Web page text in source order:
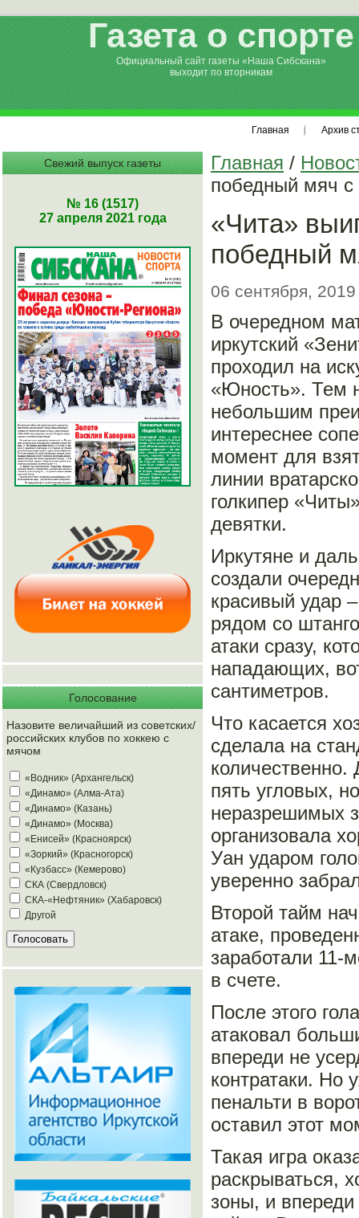
Газета о спорте
Официальный сайт газеты «Наша Сибскана»
выходит по вторникам
Главная Архив
Свежий выпуск газеты
№ 16 (1517)
27 апреля 2021 года
Голосование
Назовите величайший из советских/
российских клубов по хоккею с
мячом
«Водник» (Архангельск)
«Динамо» (Алма-Ата)
«Динамо» (Казань)
«Динамо» (Москва)
«Енисей» (Красноярск)
«Зоркий» (Красногорск)
«Кузбасс» (Кемерово)
СКА (Свердловск)
СКА-«Нефтяник» (Хабаровск)
Другой
Главная /
победный мяч с
«Чита»
победный
06 сентября, 2019
В очередном
иркутский
проходил на
«Юность». Тем
небольшим
интереснее
момент для
линии
голкипер
девятки.
Иркутяне и
создали
красивый удар
рядом со
атаки сразу,
нападающих,
сантиметров.
Что касается
сделала на
количественно.
пять угловых,
неразрешимых
организовала
Уан ударом
уверенно
Второй тайм
атаке,
заработали 11-
в счете.
После этого
атаковал
впереди не
контратаки. Но
пенальти в
оставил этот
Такая игра
раскрываться,
зоны, и